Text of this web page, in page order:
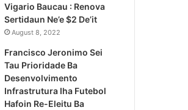
Vigario Baucau : Renova
Sertidaun Ne’e $2 De’it
August 8, 2022
Francisco Jeronimo Sei
Tau Prioridade Ba
Desenvolvimento
Infrastrutura Iha Futebol
Hafoin Re-Eleitu Ba